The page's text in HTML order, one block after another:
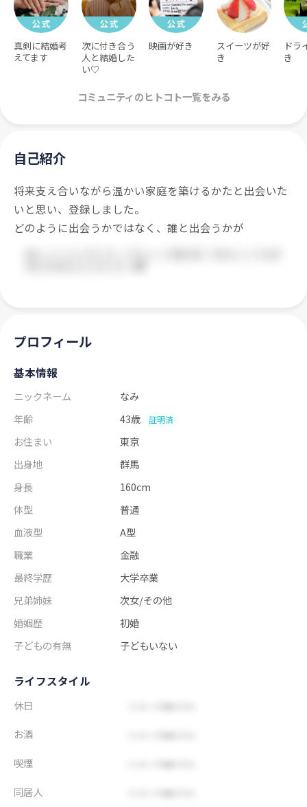
真剣に結婚考
えてます
次に付き合う
人と結婚した
い♡
映画が好き
スイーツが好
き
ドラ
き
コミュニティのヒトコト一覧をみる
自己紹介
将来支え合いながら温かい家庭を築けるかたと出会いた
いと思い、登録しました。
どのように出会うかではなく、誰と出会うかが
プロフィール
基本情報
ニックネーム
なみ
年齢
43歳 証明済
お住まい
東京
出身地
群馬
身長
160cm
体型
普通
血液型
A型
職業
金融
最終学歴
大学卒業
兄弟姉妹
次女/その他
婚姻歴
初婚
子どもの有無
子どもいない
ライフスタイル
休日
お酒
喫煙
同居人